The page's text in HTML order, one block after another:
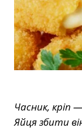
Часник, кріп
Яйця збити